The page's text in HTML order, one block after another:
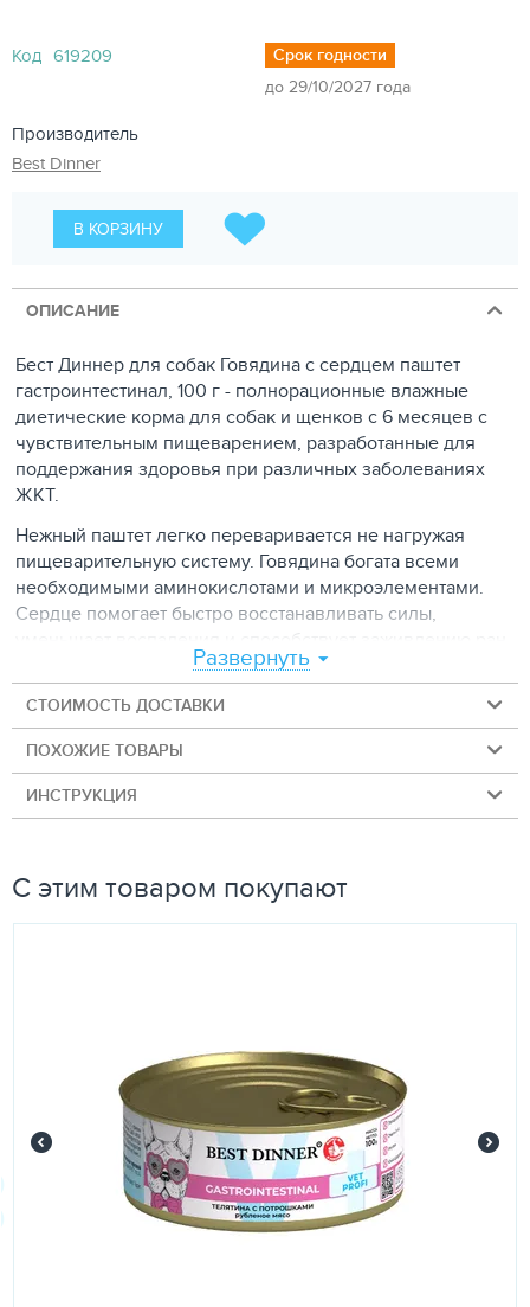
Код 619209
Срок годности
до 29/10/2027 года
Производитель
Best Dinner
В КОРЗИНУ
ОПИСАНИЕ
Бест Диннер для собак Говядина с сердцем паштет
гастроинтестинал, 100 г - полнорационные влажные
диетические корма для собак и щенков с 6 месяцев с
чувствительным пищеварением, разработанные для
поддержания здоровья при различных заболеваниях
ЖКТ.
Нежный паштет легко переваривается не нагружая
пищеварительную систему. Говядина богата всеми
необходимыми аминокислотами и микроэлементами.
Сердце помогает быстро восстанавливать силы,
уменьшает воспаления и способствует заживлению ран
животных. Оно содержит крайне мало жира и калорий. В
составе корень цикория - природный источник инулина.
Инулин – природный пребиотик, стимулирующий
выработку полезных микроорганизмов. Юкка Шидигера
выводит токсины из организма. Дрожжи полезны для
кожи и шерсти, работы желудка и кишечника, укрепляют
иммунитет. Рыбий жир является источником энергии и
Состав:Говядина, сердце, рубец, легкое, плазма крови,
сырой протеин – 8%; сырой жир–
4%; углеводы – 7%; сырая зола– 2%; сырая клетчатка –
1%, влага - 78%
Добавки:
Витамины, МЕ: А – 450 МЕ; Д – 20 МЕ, Е – 3 МЕ;
Минеральные вещества, мг: кальций (Са) -120,0; фосфор
(Р) – 100,0; натрий (Na) – 135; калий (K) – 200; хлориды (Cl)
- 40; инулин – 0,35 г.
Развернуть
СТОИМОСТЬ ДОСТАВКИ
ПОХОЖИЕ ТОВАРЫ
ИНСТРУКЦИЯ
С этим товаром покупают